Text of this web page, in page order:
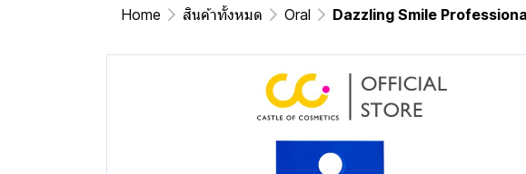
Home สินค้าทั้งหมด Oral Dazzling Smile